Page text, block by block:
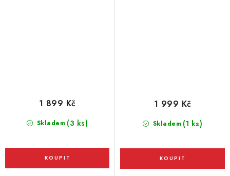
Skladem (3 ks)
1 899 Kč
Skladem (1 ks)
1 999 Kč